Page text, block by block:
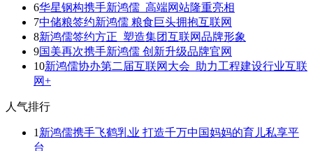
6华星钢构携手新鸿儒 高端网站隆重亮相
7中储粮签约新鸿儒 粮食巨头拥抱互联网
8新鸿儒签约方正 塑造集团互联网品牌形象
9国美再次携手新鸿儒 创新升级品牌官网
10新鸿儒协办第二届互联网大会 助力工程建设行业互联
网+
人气排行
1 新鸿儒携手飞鹤乳业 打造千万中国妈妈的育儿私享平
台